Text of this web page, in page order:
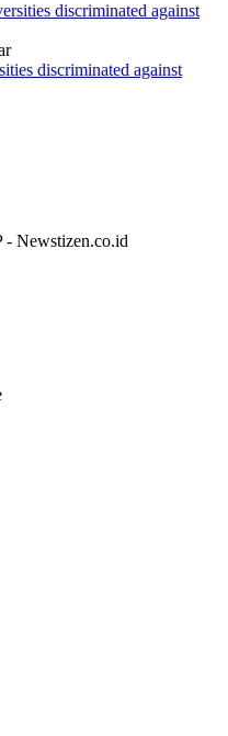
discriminated against
Newstizen.co.id